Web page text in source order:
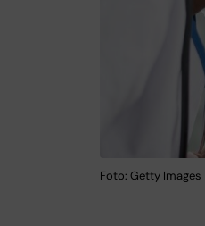
Foto: Getty Images